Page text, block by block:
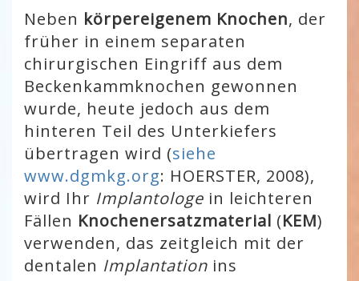
Neben körpereigenem Knochen, der
früher in einem separaten
chirurgischen Eingriff aus dem
Beckenkammknochen gewonnen
wurde, heute jedoch aus dem
hinteren Teil des Unterkiefers
übertragen wird (siehe
www.dgmkg.org: HOERSTER, 2008),
wird Ihr Implantologe in leichteren
Fällen Knochenersatzmaterial (KEM)
verwenden, das zeitgleich mit der
dentalen Implantation ins